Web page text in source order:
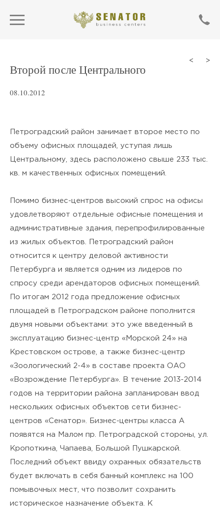
< >
Второй после Центрального
08.10.2012
Петроградский район занимает второе место по
объему офисных площадей, уступая лишь
Центральному, здесь расположено свыше 233 тыс.
кв. м качественных офисных помещений.
Помимо бизнес-центров высокий спрос на офисы
удовлетворяют отдельные офисные помещения и
административные здания, перепрофилированные
из жилых объектов. Петроградский район
относится к центру деловой активности
Петербурга и является одним из лидеров по
спросу среди арендаторов офисных помещений.
По итогам 2012 года предложение офисных
площадей в Петроградском районе пополнится
двумя новыми объектами: это уже введенный в
эксплуатацию бизнес-центр «Морской 24» на
Крестовском острове, а также бизнес-центр
«Зоологический 2-4» в составе проекта ОАО
«Возрождение Петербурга». В течение 2013-2014
годов на территории района запланирован ввод
нескольких офисных объектов сети бизнес-
центров «Сенатор». Бизнес-центры класса А
появятся на Малом пр. Петроградской стороны, ул.
Кропоткина, Чапаева, Большой Пушкарской.
Последний объект ввиду охранных обязательств
будет включать в себя банный комплекс на 100
помывочных мест, что позволит сохранить
историческое назначение объекта. К
SEND
Нажимая кнопку «Отправить»,
Согласие
на обработку персональных
и ознакомлен(а) с
Политикой
конфиденциальности.